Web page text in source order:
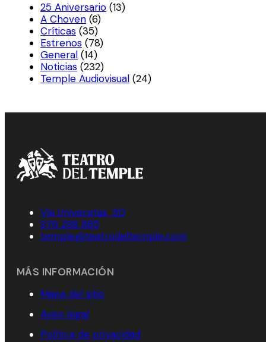
25 Aniversario (13)
A Choven (6)
Críticas (35)
Estrenos (78)
General (14)
Noticias (232)
Temple Audiovisual (24)
Vía Universitas, 30
976 298 865
temple@teatrodeltemple.com
MÁS INFORMACIÓN
Mapa del sitio
Aviso legal
Política de privacidad